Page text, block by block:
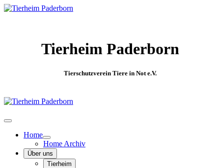
Tierheim Paderborn
Tierschutzverein Tiere in Not e.V.
Home
Home Archiv
Über uns
Tierheim